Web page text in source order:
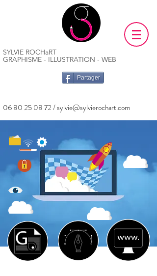
SYLVIE ROCHaRT
GRAPHISME - ILLUSTRATION - WEB
Partager
06 80 25 08 72/sylvie@sylvierochart.com